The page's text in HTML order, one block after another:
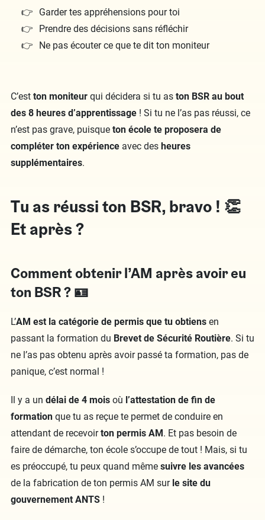
Garder tes appréhensions pour toi
Prendre des décisions sans réfléchir
Ne pas écouter ce que te dit ton moniteur
C’est ton moniteur qui décidera si tu as ton BSR au bout
des 8 heures d’apprentissage ! Si tu ne l’as pas réussi, ce
n’est pas grave, puisque ton école te proposera de
compléter ton expérience avec des heures
supplémentaires.
Tu as réussi ton BSR, bravo ! 👏
Et après ?
Comment obtenir l’AM après avoir eu
ton BSR ? 🪪
L’AM est la catégorie de permis que tu obtiens en
passant la formation du Brevet de Sécurité Routière. Si tu
ne l’as pas obtenu après avoir passé ta formation, pas de
panique, c’est normal !
Il y a un délai de 4 mois où l’attestation de fin de
formation que tu as reçue te permet de conduire en
attendant de recevoirton permis AM. Et pas besoin de
faire de démarche, ton école s’occupe de tout ! Mais, si tu
es préoccupé, tu peux quand même suivre les avancées
de la fabrication de ton permis AM sur le site du
gouvernement ANTS !